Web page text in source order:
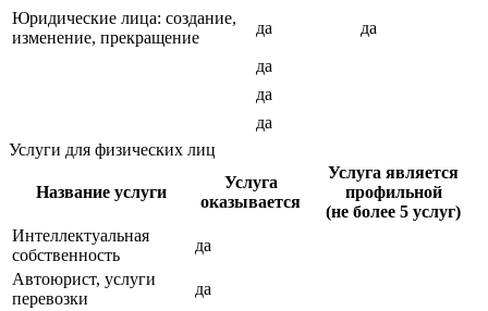
Юридические лица: создание,
изменение, прекращение
да да
да
да
да
Услуги для физических лиц
Название услуги
Услуга
оказывается
Услуга является
профильной
(не более 5 услуг)
Интеллектуальная
собственность
да
Автоюрист, услуги
перевозки
да